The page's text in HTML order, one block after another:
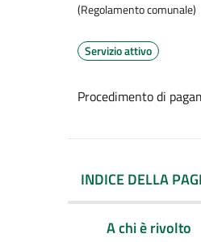
(Regolamento comunale)
Servizio attivo
Procedimento di
INDICE DELLA
A chi è rivolto